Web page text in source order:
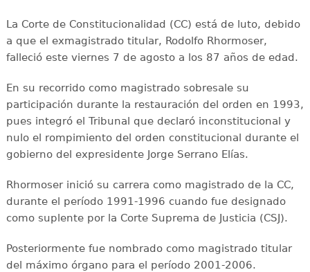
La Corte de Constitucionalidad (CC) está de luto, debido
a que el exmagistrado titular, Rodolfo Rhormoser,
falleció este viernes 7 de agosto a los 87 años de edad.
En su recorrido como magistrado sobresale su
participación durante la restauración del orden en 1993,
pues integró el Tribunal que declaró inconstitucional y
nulo el rompimiento del orden constitucional durante el
gobierno del expresidente Jorge Serrano Elías.
Rhormoser inició su carrera como magistrado de la CC,
durante el período 1991-1996 cuando fue designado
como suplente por la Corte Suprema de Justicia (CSJ).
Posteriormente fue nombrado como magistrado titular
del máximo órgano para el período 2001-2006.